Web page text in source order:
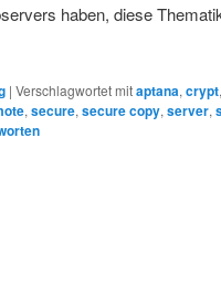
haben, diese
| Verschlagwortet mitaptana, crypt,
, secure, secure copy, server,